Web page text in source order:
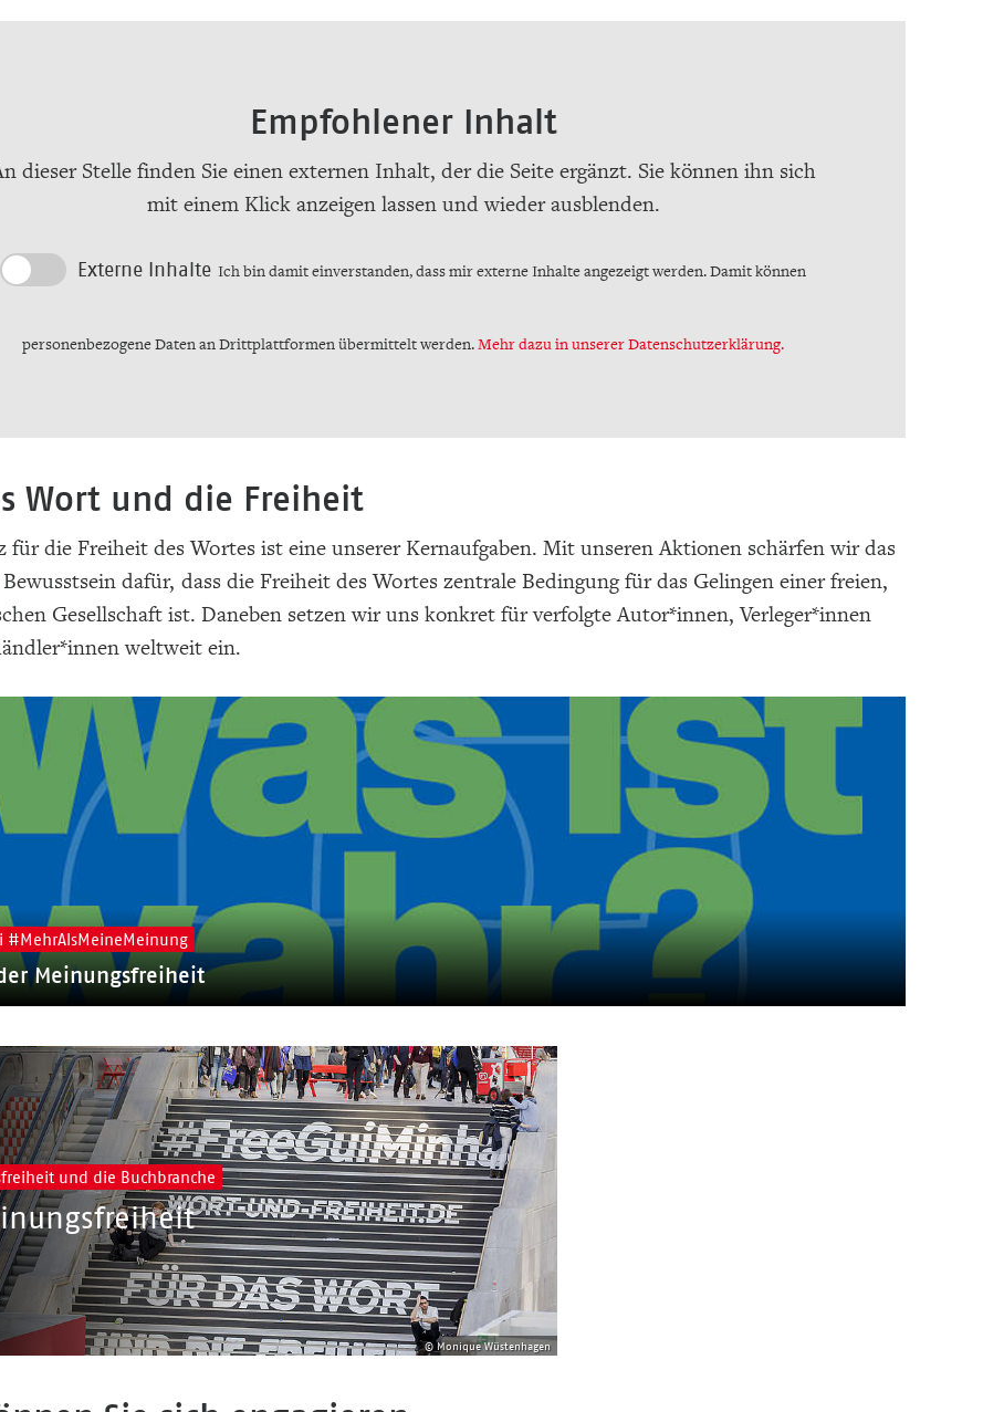
Empfohlener Inhalt
dieser Stelle finden Sie einen externen Inhalt, der die Seite ergänzt. Sie können ihn sich
mit einem Klick anzeigen lassen und wieder ausblenden.
Externe Inhalte Ich bin damit einverstanden, dass mir externe Inhalte angezeigt werden. Damit können
personenbezogene Daten an Drittplattformen übermittelt werden.Mehr dazu in unserer Datenschutzerklärung.
Wort und die Freiheit
für die Freiheit des Wortes ist eine unserer Kernaufgaben. Mit unseren Aktionen schärfen wir das
dafür, dass die Freiheit des Wortes zentrale Bedingung für das Gelingen einer freien,
Gesellschaft ist. Daneben setzen wir uns konkret für verfolgte Autor*innen, Verleger*innen
weltweit ein.
#MehrAlsMeineMeinung
Meinungsfreiheit
und die Buchbranche
© Monique Wüstenhagen